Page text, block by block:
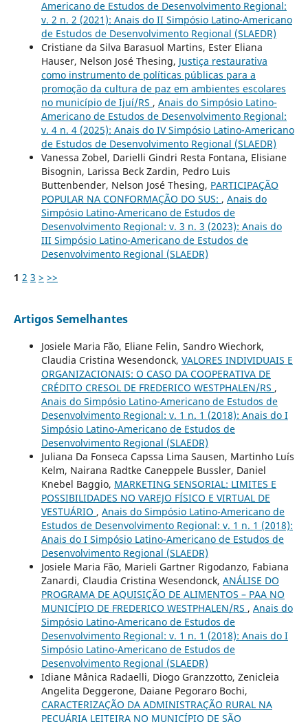
Americano de Estudos de Desenvolvimento Regional:
v. 2 n. 2 (2021): Anais do II Simpósio Latino-Americano
de Estudos de Desenvolvimento Regional (SLAEDR)
Cristiane da Silva Barasuol Martins, Ester Eliana
Hauser, Nelson José Thesing, Justiça restaurativa
como instrumento de políticas públicas para a
promoção da cultura de paz em ambientes escolares
no município de Ijuí/RS , Anais do Simpósio Latino-
Americano de Estudos de Desenvolvimento Regional:
v. 4 n. 4 (2025): Anais do IV Simpósio Latino-Americano
de Estudos de Desenvolvimento Regional (SLAEDR)
Vanessa Zobel, Darielli Gindri Resta Fontana, Elisiane
Bisognin, Larissa Beck Zardin, Pedro Luis
Buttenbender, Nelson José Thesing, PARTICIPAÇÃO
POPULAR NA CONFORMAÇÃO DO SUS: , Anais do
Simpósio Latino-Americano de Estudos de
Desenvolvimento Regional: v. 3 n. 3 (2023): Anais do
III Simpósio Latino-Americano de Estudos de
Desenvolvimento Regional (SLAEDR)
1 2 3 > >>
Artigos Semelhantes
Josiele Maria Fão, Eliane Felin, Sandro Wiechork,
Claudia Cristina Wesendonck, VALORES INDIVIDUAIS E
ORGANIZACIONAIS: O CASO DA COOPERATIVA DE
CRÉDITO CRESOL DE FREDERICO WESTPHALEN/RS ,
Anais do Simpósio Latino-Americano de Estudos de
Desenvolvimento Regional: v. 1 n. 1 (2018): Anais do I
Simpósio Latino-Americano de Estudos de
Desenvolvimento Regional (SLAEDR)
Juliana Da Fonseca Capssa Lima Sausen, Martinho Luís
Kelm, Nairana Radtke Caneppele Bussler, Daniel
Knebel Baggio, MARKETING SENSORIAL: LIMITES E
POSSIBILIDADES NO VAREJO FÍSICO E VIRTUAL DE
VESTUÁRIO , Anais do Simpósio Latino-Americano de
Estudos de Desenvolvimento Regional: v. 1 n. 1 (2018):
Anais do I Simpósio Latino-Americano de Estudos de
Desenvolvimento Regional (SLAEDR)
Josiele Maria Fão, Marieli Gartner Rigodanzo, Fabiana
Zanardi, Claudia Cristina Wesendonck, ANÁLISE DO
PROGRAMA DE AQUISIÇÃO DE ALIMENTOS – PAA NO
MUNICÍPIO DE FREDERICO WESTPHALEN/RS , Anais do
Simpósio Latino-Americano de Estudos de
Desenvolvimento Regional: v. 1 n. 1 (2018): Anais do I
Simpósio Latino-Americano de Estudos de
Desenvolvimento Regional (SLAEDR)
Idiane Mânica Radaelli, Diogo Granzzotto, Zenicleia
Angelita Deggerone, Daiane Pegoraro Bochi,
CARACTERIZAÇÃO DA ADMINISTRAÇÃO RURAL NA
PECUÁRIA LEITEIRA NO MUNICÍPIO DE SÃO